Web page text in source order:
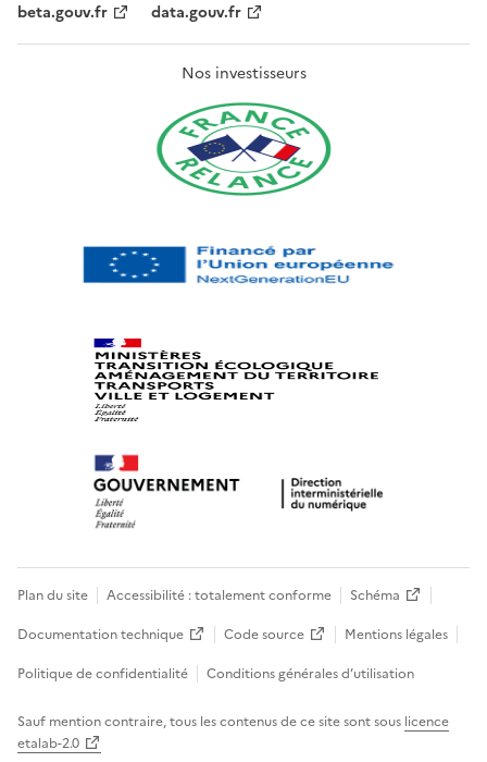
beta.gouv.fr
data.gouv.fr
Nos investisseurs
Plan du site Accessibilité : totalement conforme
Schéma
Documentation technique
Code source
Mentions légales
Politique de confidentialité
Conditions générales d’utilisation
Sauf mention contraire, tous les contenus de ce site sont sous licence
etalab-2.0